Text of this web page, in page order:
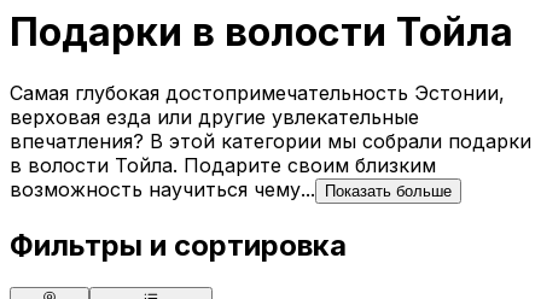
Подарки в волости Тойла
Самая глубокая достопримечательность Эстонии,
верховая езда или другие увлекательные
впечатления? В этой категории мы собрали подарки
в волости Тойла. Подарите своим близким
возможность научиться чему...
Показать больше
Фильтры и сортировка